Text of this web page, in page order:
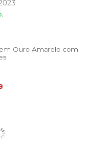
Ouro Amarelo com